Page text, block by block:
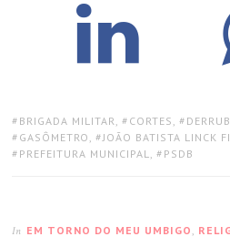
TAGS:
BRIGADA MILITAR, CORTES ,
GASÔMETRO , JOÃO BATISTA LINCK
PREFEITURA MUNICIPAL, PSDB
In EM TORNO DO MEU UMBIGO ,